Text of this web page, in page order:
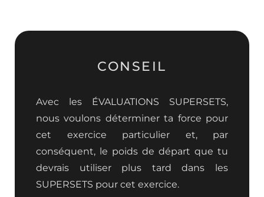
CONSEIL
Avec les ÉVALUATIONS SUPERSETS,
nous voulons déterminer ta force pour
cet exercice particulier et, par
conséquent, le poids de départ que tu
devrais utiliser plus tard dans les
SUPERSETS pour cet exercice.